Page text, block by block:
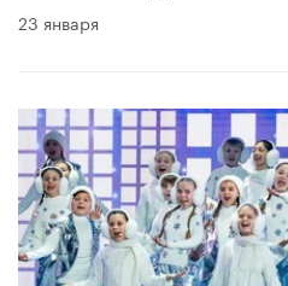
23 января